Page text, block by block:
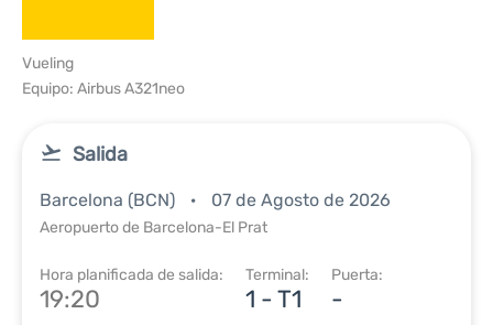
Vueling
Equipo: Airbus A321neo
Salida
Barcelona (BCN) 07 de Agosto de 2026
Aeropuerto de Barcelona-El Prat
Hora planificada de salida:
19:20
Terminal:
1 - T1
Puerta:
-